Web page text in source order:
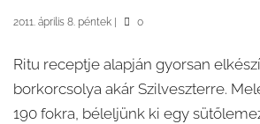
2011. április 8. péntek 0
Ritu receptje alapján gyorsan
borkorcsolya akár Szilveszterre.
190 fokra, béleljünk ki egy